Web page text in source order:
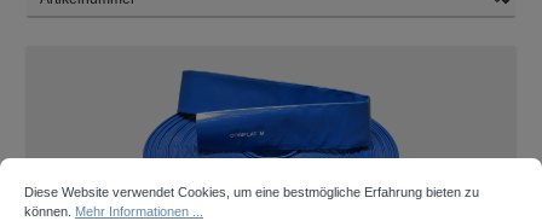
COOKIE-VOREINSTELLUNGEN
Diese Website verwendet Cookies, um eine bestmögliche Erfahrung bieten zu können.
Diese Website verwendet Cookies, um eine bestmögliche Erfahrung bieten zu
können. Mehr Informationen ...